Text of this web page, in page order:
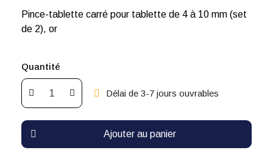
Pince-tablette carré pour tablette de 4 à 10 mm (set
de 2), or
Quantité
Délai de 3-7 jours ouvrables
Ajouter au panier